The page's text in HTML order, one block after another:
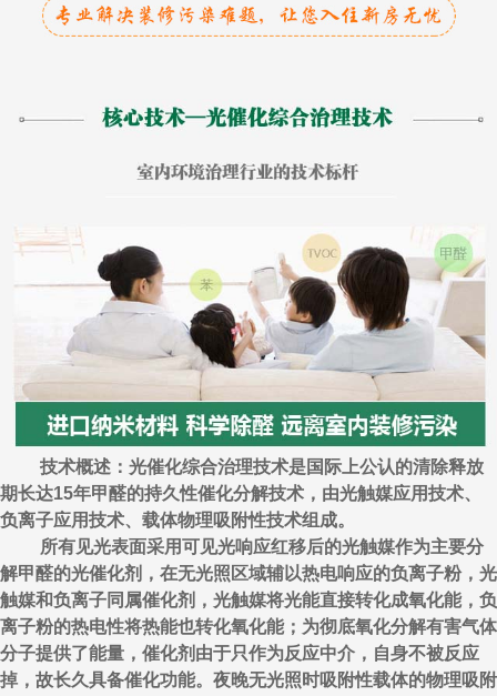
技术概述：光催化综合治理技术是国际上公认的清除释放
期长达15年甲醛的持久性催化分解技术，由光触媒应用技术、
负离子应用技术、载体物理吸附性技术组成。
所有见光表面采用可见光响应红移后的光触媒作为主要分
解甲醛的光催化剂，在无光照区域辅以热电响应的负离子粉，光
触媒和负离子同属催化剂，光触媒将光能直接转化成氧化能，负
离子粉的热电性将热能也转化氧化能；为彻底氧化分解有害气体
分子提供了能量，催化剂由于只作为反应中介，自身不被反应
掉，故长久具备催化功能。夜晚无光照时吸附性载体的物理吸附